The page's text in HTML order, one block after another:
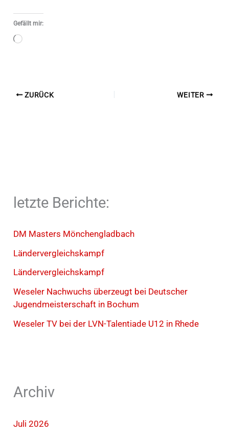
letzte Berichte:
DM Masters Mönchengladbach
Ländervergleichskampf
Ländervergleichskampf
Weseler Nachwuchs überzeugt bei Deutscher
Jugendmeisterschaft in Bochum
Weseler TV bei der LVN-Talentiade U12 in Rhede
Archiv
Juli 2026
Gefällt mir:
Wird
ZURÜCK WEITER